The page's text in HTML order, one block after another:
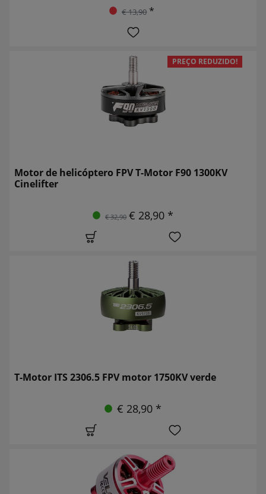
€ 13,90 *
PREÇO REDUZIDO!
Motor de helicóptero FPV T-Motor F90 1300KV
Cinelifter
€ 32,90 € 28,90 *
T-Motor ITS 2306.5 FPV motor 1750KV verde
€ 28,90 *